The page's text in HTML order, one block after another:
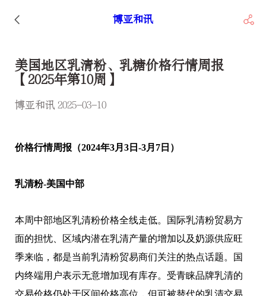
博亚和讯
美国地区乳清粉、乳糖价格行情周报
【2025年第10周】
博亚和讯 2025-03-10
价格行情周报（2024年3月3日-3月7日）
乳清粉-美国中部
本周中部地区乳清粉价格全线走低。国际乳清粉贸易方
面的担忧、区域内潜在乳清产量的增加以及奶源供应旺
季来临，都是当前乳清粉贸易商们关注的热点话题。国
内终端用户表示无意增加现有库存。受青睐品牌乳清的
交易价格仍处于区间价格高位，但可被替代的乳清交易